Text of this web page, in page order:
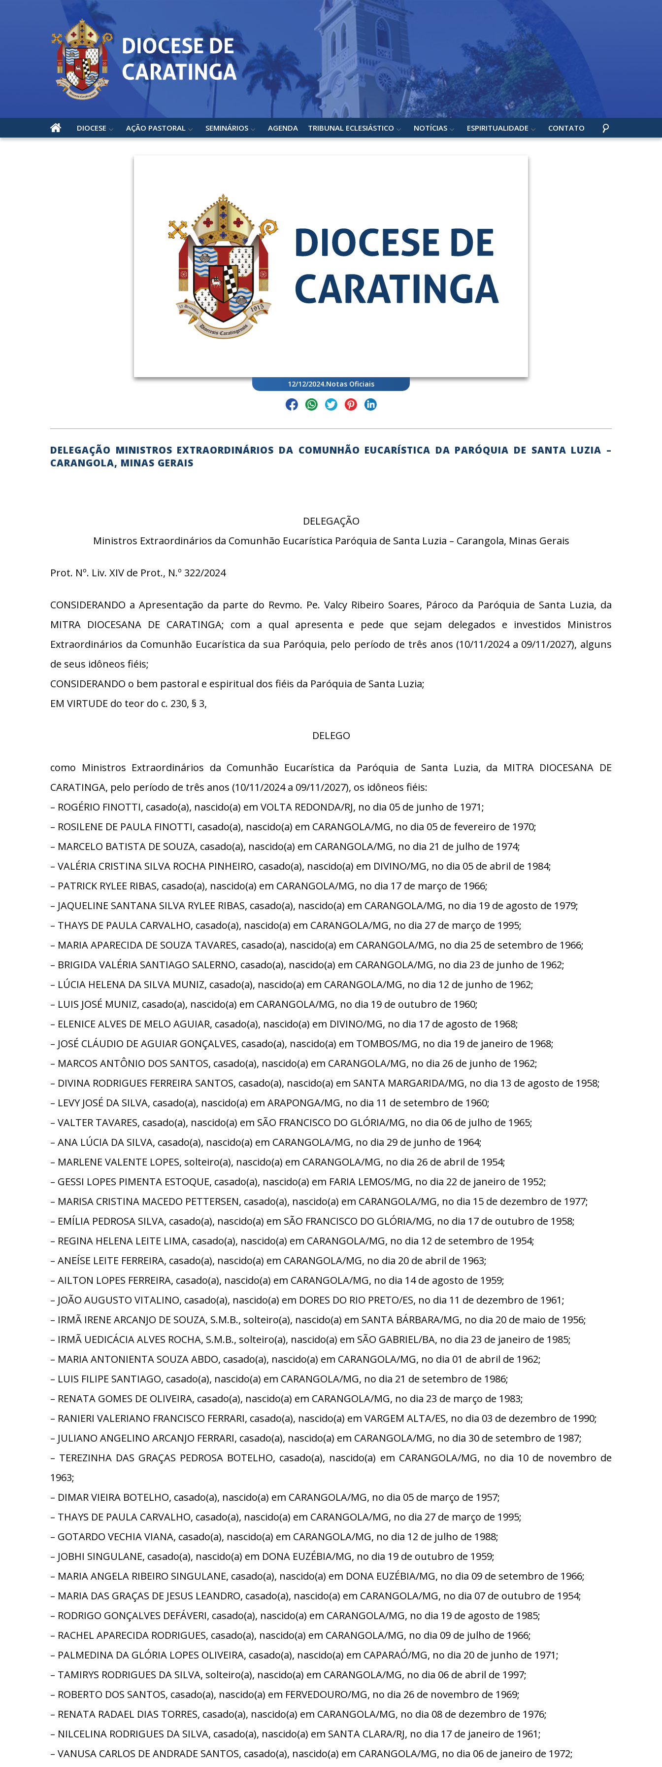
DIOCESE AÇÃO PASTORAL SEMINÁRIOS AGENDA TRIBUNAL ECLESIÁSTICO NOTÍCIAS ESPIRITUALIDADE CONTATO
12/12/2024.Notas Oficiais
DELEGAÇÃO MINISTROS EXTRAORDINÁRIOS DA COMUNHÃO EUCARÍSTICA DA PARÓQUIA DE SANTA LUZIA –
CARANGOLA, MINAS GERAIS
DELEGAÇÃO
Ministros Extraordinários da Comunhão Eucarística Paróquia de Santa Luzia – Carangola, Minas Gerais
Prot. Nº. Liv. XIV de Prot., N.º 322/2024
CONSIDERANDO a Apresentação da parte do Revmo. Pe. Valcy Ribeiro Soares, Pároco da Paróquia de Santa Luzia, da
MITRA DIOCESANA DE CARATINGA; com a qual apresenta e pede que sejam delegados e investidos Ministros
Extraordinários da Comunhão Eucarística da sua Paróquia, pelo período de três anos (10/11/2024 a 09/11/2027), alguns
de seus idôneos fiéis;
CONSIDERANDO o bem pastoral e espiritual dos fiéis da Paróquia de Santa Luzia;
EM VIRTUDE do teor do c. 230, § 3,
DELEGO
como Ministros Extraordinários da Comunhão Eucarística da Paróquia de Santa Luzia, da MITRA DIOCESANA DE
CARATINGA, pelo período de três anos (10/11/2024 a 09/11/2027), os idôneos fiéis:
– ROGÉRIO FINOTTI, casado(a), nascido(a) em VOLTA REDONDA/RJ, no dia 05 de junho de 1971;
– ROSILENE DE PAULA FINOTTI, casado(a), nascido(a) em CARANGOLA/MG, no dia 05 de fevereiro de 1970;
– MARCELO BATISTA DE SOUZA, casado(a), nascido(a) em CARANGOLA/MG, no dia 21 de julho de 1974;
– VALÉRIA CRISTINA SILVA ROCHA PINHEIRO, casado(a), nascido(a) em DIVINO/MG, no dia 05 de abril de 1984;
– PATRICK RYLEE RIBAS, casado(a), nascido(a) em CARANGOLA/MG, no dia 17 de março de 1966;
– JAQUELINE SANTANA SILVA RYLEE RIBAS, casado(a), nascido(a) em CARANGOLA/MG, no dia 19 de agosto de 1979;
– THAYS DE PAULA CARVALHO, casado(a), nascido(a) em CARANGOLA/MG, no dia 27 de março de 1995;
– MARIA APARECIDA DE SOUZA TAVARES, casado(a), nascido(a) em CARANGOLA/MG, no dia 25 de setembro de 1966;
– BRIGIDA VALÉRIA SANTIAGO SALERNO, casado(a), nascido(a) em CARANGOLA/MG, no dia 23 de junho de 1962;
– LÚCIA HELENA DA SILVA MUNIZ, casado(a), nascido(a) em CARANGOLA/MG, no dia 12 de junho de 1962;
– LUIS JOSÉ MUNIZ, casado(a), nascido(a) em CARANGOLA/MG, no dia 19 de outubro de 1960;
– ELENICE ALVES DE MELO AGUIAR, casado(a), nascido(a) em DIVINO/MG, no dia 17 de agosto de 1968;
– JOSÉ CLÁUDIO DE AGUIAR GONÇALVES, casado(a), nascido(a) em TOMBOS/MG, no dia 19 de janeiro de 1968;
– MARCOS ANTÔNIO DOS SANTOS, casado(a), nascido(a) em CARANGOLA/MG, no dia 26 de junho de 1962;
– DIVINA RODRIGUES FERREIRA SANTOS, casado(a), nascido(a) em SANTA MARGARIDA/MG, no dia 13 de agosto de 1958;
– LEVY JOSÉ DA SILVA, casado(a), nascido(a) em ARAPONGA/MG, no dia 11 de setembro de 1960;
– VALTER TAVARES, casado(a), nascido(a) em SÃO FRANCISCO DO GLÓRIA/MG, no dia 06 de julho de 1965;
– ANA LÚCIA DA SILVA, casado(a), nascido(a) em CARANGOLA/MG, no dia 29 de junho de 1964;
– MARLENE VALENTE LOPES, solteiro(a), nascido(a) em CARANGOLA/MG, no dia 26 de abril de 1954;
– GESSI LOPES PIMENTA ESTOQUE, casado(a), nascido(a) em FARIA LEMOS/MG, no dia 22 de janeiro de 1952;
– MARISA CRISTINA MACEDO PETTERSEN, casado(a), nascido(a) em CARANGOLA/MG, no dia 15 de dezembro de 1977;
– EMÍLIA PEDROSA SILVA, casado(a), nascido(a) em SÃO FRANCISCO DO GLÓRIA/MG, no dia 17 de outubro de 1958;
– REGINA HELENA LEITE LIMA, casado(a), nascido(a) em CARANGOLA/MG, no dia 12 de setembro de 1954;
– ANEÍSE LEITE FERREIRA, casado(a), nascido(a) em CARANGOLA/MG, no dia 20 de abril de 1963;
– AILTON LOPES FERREIRA, casado(a), nascido(a) em CARANGOLA/MG, no dia 14 de agosto de 1959;
– JOÃO AUGUSTO VITALINO, casado(a), nascido(a) em DORES DO RIO PRETO/ES, no dia 11 de dezembro de 1961;
– IRMÃ IRENE ARCANJO DE SOUZA, S.M.B., solteiro(a), nascido(a) em SANTA BÁRBARA/MG, no dia 20 de maio de 1956;
– IRMÃ UEDICÁCIA ALVES ROCHA, S.M.B., solteiro(a), nascido(a) em SÃO GABRIEL/BA, no dia 23 de janeiro de 1985;
– MARIA ANTONIENTA SOUZA ABDO, casado(a), nascido(a) em CARANGOLA/MG, no dia 01 de abril de 1962;
– LUIS FILIPE SANTIAGO, casado(a), nascido(a) em CARANGOLA/MG, no dia 21 de setembro de 1986;
– RENATA GOMES DE OLIVEIRA, casado(a), nascido(a) em CARANGOLA/MG, no dia 23 de março de 1983;
– RANIERI VALERIANO FRANCISCO FERRARI, casado(a), nascido(a) em VARGEM ALTA/ES, no dia 03 de dezembro de 1990;
– JULIANO ANGELINO ARCANJO FERRARI, casado(a), nascido(a) em CARANGOLA/MG, no dia 30 de setembro de 1987;
– TEREZINHA DAS GRAÇAS PEDROSA BOTELHO, casado(a), nascido(a) em CARANGOLA/MG, no dia 10 de novembro de
1963;
– DIMAR VIEIRA BOTELHO, casado(a), nascido(a) em CARANGOLA/MG, no dia 05 de março de 1957;
– THAYS DE PAULA CARVALHO, casado(a), nascido(a) em CARANGOLA/MG, no dia 27 de março de 1995;
– GOTARDO VECHIA VIANA, casado(a), nascido(a) em CARANGOLA/MG, no dia 12 de julho de 1988;
– JOBHI SINGULANE, casado(a), nascido(a) em DONA EUZÉBIA/MG, no dia 19 de outubro de 1959;
– MARIA ANGELA RIBEIRO SINGULANE, casado(a), nascido(a) em DONA EUZÉBIA/MG, no dia 09 de setembro de 1966;
– MARIA DAS GRAÇAS DE JESUS LEANDRO, casado(a), nascido(a) em CARANGOLA/MG, no dia 07 de outubro de 1954;
– RODRIGO GONÇALVES DEFÁVERI, casado(a), nascido(a) em CARANGOLA/MG, no dia 19 de agosto de 1985;
– RACHEL APARECIDA RODRIGUES, casado(a), nascido(a) em CARANGOLA/MG, no dia 09 de julho de 1966;
– PALMEDINA DA GLÓRIA LOPES OLIVEIRA, casado(a), nascido(a) em CAPARAÓ/MG, no dia 20 de junho de 1971;
– TAMIRYS RODRIGUES DA SILVA, solteiro(a), nascido(a) em CARANGOLA/MG, no dia 06 de abril de 1997;
– ROBERTO DOS SANTOS, casado(a), nascido(a) em FERVEDOURO/MG, no dia 26 de novembro de 1969;
– RENATA RADAEL DIAS TORRES, casado(a), nascido(a) em CARANGOLA/MG, no dia 08 de dezembro de 1976;
– NILCELINA RODRIGUES DA SILVA, casado(a), nascido(a) em SANTA CLARA/RJ, no dia 17 de janeiro de 1961;
– VANUSA CARLOS DE ANDRADE SANTOS, casado(a), nascido(a) em CARANGOLA/MG, no dia 06 de janeiro de 1972;